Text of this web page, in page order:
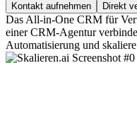
Kontakt aufnehmen Direkt
Das All-in-One CRM für
einer CRM-Agentur
Automatisierung und